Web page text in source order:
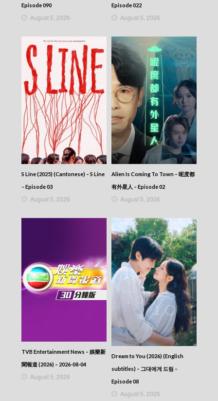
Episode 090
August 5, 2026
Episode 022
August 5, 2026
S Line (2025) (Cantonese) – S Line
– Episode 03
August 5, 2026
Alien Is Coming To Town – 呢度都
有外星人 – Episode 02
August 5, 2026
TVB Entertainment News – 娛樂新
聞報道 (2026) – 2026-08-04
August 5, 2026
Dream to You (2026) (English
subtitles) – 그대에게 드림 –
Episode 08
August 5, 2026